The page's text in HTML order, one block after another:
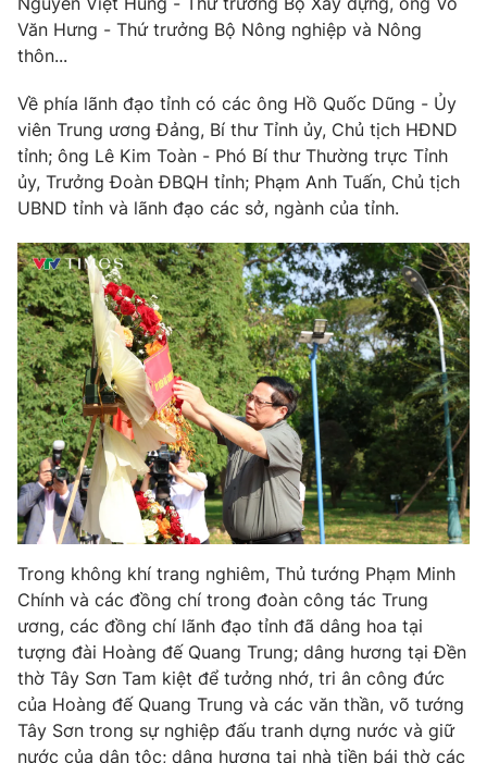
Phim VTV
Hậu trường
Nhân vật
Khán giả
Giải sao mai
Giải trí
Điện ảnh
Âm nhạc
Sao
Du lịch
Làm đẹp
Chất lượng cuộc sống
Giáo dục
Tuyển sinh
Học trực tuyến
Công nghệ
Hitech Công nghệ tương lai
Sản phẩm
Thị trường
Tư vấn
Giao lưu trực tuyến
Lịch phát sóng
Chuyên mục khác
Emagazine Podcast
Photo Infographic
Video Shorts video
VTV Money VTV Thể thao
VTV Sức khoẻ Bất động sản
Văn Hưng - Thứ trưởng Bộ Nông nghiệp và Nông
thôn...
Về phía lãnh đạo tỉnh có các ông Hồ Quốc Dũng - Ủy
viên Trung ương Đảng, Bí thư Tỉnh ủy, Chủ tịch HĐND
tỉnh; ông Lê Kim Toàn - Phó Bí thư Thường trực Tỉnh
ủy, Trưởng Đoàn ĐBQH tỉnh; Phạm Anh Tuấn, Chủ tịch
UBND tỉnh và lãnh đạo các sở, ngành của tỉnh.
Trong không khí trang nghiêm, Thủ tướng Phạm Minh
Chính và các đồng chí trong đoàn công tác Trung
ương, các đồng chí lãnh đạo tỉnh đã dâng hoa tại
tượng đài Hoàng đế Quang Trung; dâng hương tại Đền
thờ Tây Sơn Tam kiệt để tưởng nhớ, tri ân công đức
của Hoàng đế Quang Trung và các văn thần, võ tướng
Tây Sơn trong sự nghiệp đấu tranh dựng nước và giữ
nước của dân tộc; dâng hương tại nhà tiền bái thờ các